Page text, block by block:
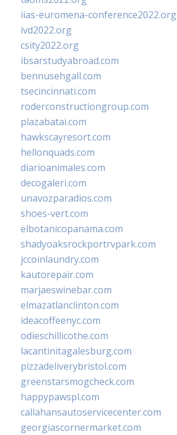
iias-euromena-conference2022.org
ivd2022.org
csity2022.org
ibsarstudyabroad.com
bennusehgall.com
tsecincinnati.com
roderconstructiongroup.com
plazabatai.com
hawkscayresort.com
hellonquads.com
diarioanimales.com
decogaleri.com
unavozparadios.com
shoes-vert.com
elbotanicopanama.com
shadyoaksrockportrvpark.com
jccoinlaundry.com
kautorepair.com
marjaeswinebar.com
elmazatlanclinton.com
ideacoffeenyc.com
odieschillicothe.com
lacantinitagalesburg.com
pizzadeliverybristol.com
greenstarsmogcheck.com
happypawspl.com
callahansautoservicecenter.com
georgiascornermarket.com